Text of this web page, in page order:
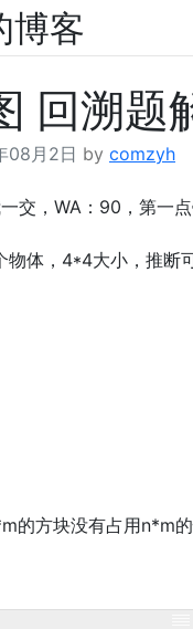
博客
回溯题
08月2日 by comzyh
交，WA：90，第一
物体，4*4大小，推断
的方块没有占用n*m的